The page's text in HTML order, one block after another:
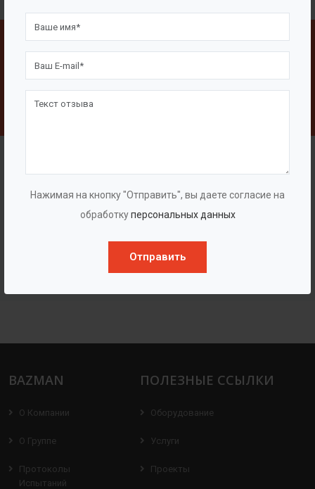
Нажимая на кнопку "Отправить", вы даете согласие на
обработкуперсональных данных
Отправить
Свяжитесь с нами
Наши клиенты
BAZMAN
О Компании
О Группе
Протоколы
Испытаний
ПОЛЕЗНЫЕ ССЫЛКИ
Оборудование
Услуги
Проекты